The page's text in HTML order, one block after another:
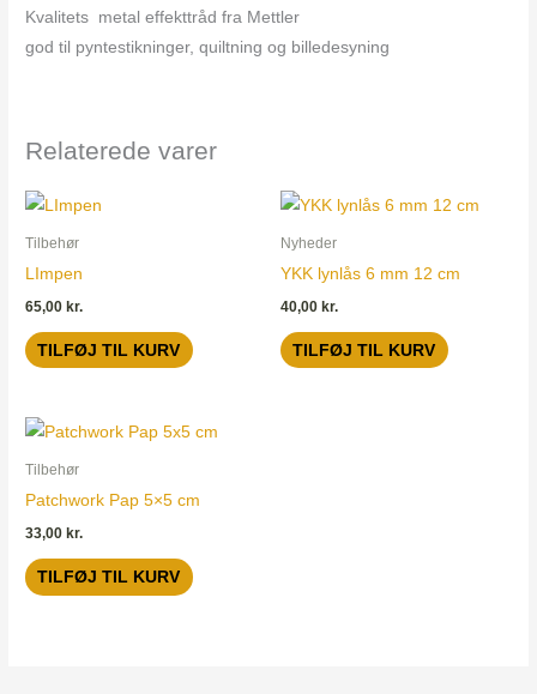
Kvalitets metal effekttråd fra Mettler
god til pyntestikninger, quiltning og billedesyning
Relaterede varer
Tilbehør
LImpen
65,00kr.
TILFØJ TIL KURV
Nyheder
YKK lynlås 6 mm 12 cm
40,00 kr.
TILFØJ TIL KURV
Tilbehør
Patchwork Pap 5×5 cm
33,00 kr.
TILFØJ TIL KURV